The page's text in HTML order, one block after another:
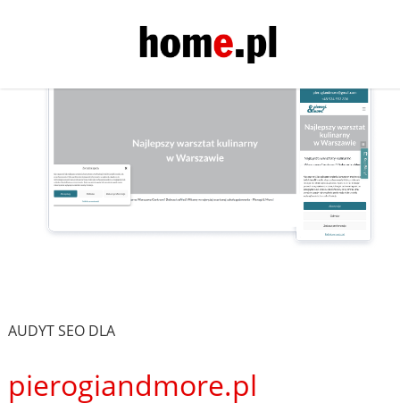
AUDYT SEO DLA
pierogiandmore.pl